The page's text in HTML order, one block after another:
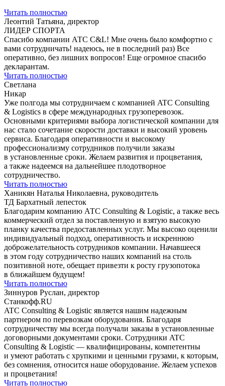
Читать полностью
Леонтий Татьяна, директор
ЛИДЕР СПОРТА
Спасибо компании АТС С&L! Мне очень было комфортно с
вами сотрудничать! надеюсь, не в последний раз) Все
оперативно, без лишних вопросов! Еще огромное спасибо
декларантам.
Читать полностью
Светлана
Никар
Уже полгода мы сотрудничаем с компанией ATC Consulting
& Logistics в сфере международных грузоперевозок.
Основными критериями выбора логистической компании для
нас стало сочетание скорости доставки и высокий уровень
сервиса. Благодаря оперативности и высокому
профессионализму сотрудников получили заказы
в установленные сроки. Желаем развития и процветания,
а также надеемся на дальнейшее плодотворное
сотрудничество.
Читать полностью
Ханикян Наталья Николаевна, руководитель
ТД Бархатный лепесток
Благодарим компанию АТС Consulting & Logistic, а также весь
коммерческий отдел за поставленную и взятую высокую
планку качества предоставленных услуг. Мы высоко оценили
индивидуальный подход, оперативность и искреннюю
доброжелательность сотрудников компании. Начавшееся
в этом году сотрудничество наших компаний на столь
позитивной ноте, обещает привезти к росту грузопотока
в ближайшем будущем!
Читать полностью
Зиннуров Руслан, директор
Станкофф.RU
ATC Consulting & Logistic является нашим надежным
партнером по перевозкам оборудования. Благодаря
сотрудничеству мы всегда получали заказы в установленные
договорными документами сроки. Сотрудники ATC
Consulting & Logistic — квалифицированы, компетентны
и умеют работать с хрупкими и ценными грузами, к которым,
без сомнения, относится наше оборудование. Желаем успехов
и процветания!
Читать полностью